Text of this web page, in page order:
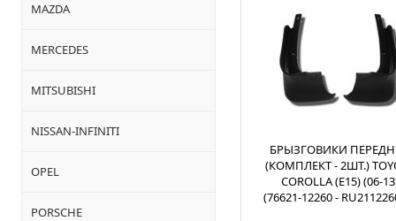
MAZDA
MERCEDES
MITSUBISHI
NISSAN-INFINITI
OPEL
PORSCHE
БРЫЗГОВИКИ
(КОМПЛЕКТ - 2ШТ.)
COROLLA (E15) (06-
(76621-12260 -